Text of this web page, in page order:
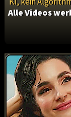
Alle Videos